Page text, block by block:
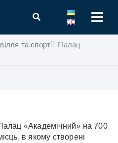
та спорт
Палац
«Академічний» на 700
в якому створені